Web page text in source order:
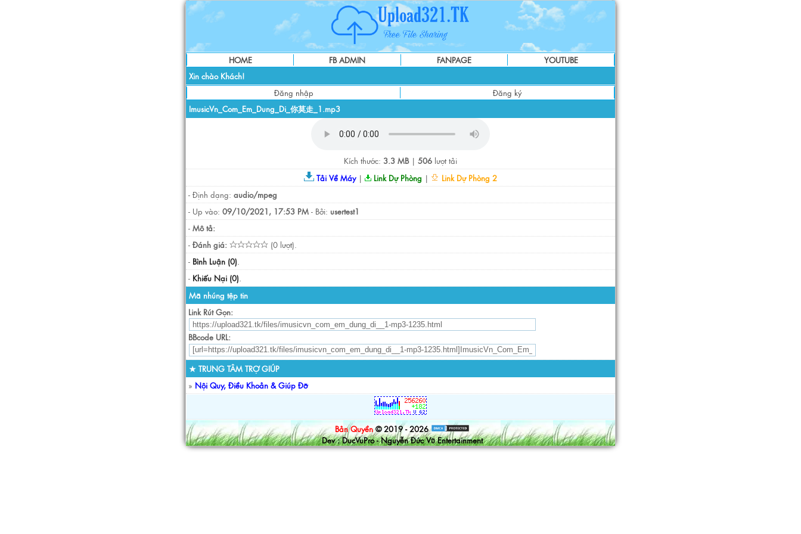
HOME FB ADMIN FANPAGE
YOUTUBE
Xin chào Khách!
Đăng nhập
Đăng ký
ImusicVn_Com_Em_Dung_Di_你莫走_1.mp3
Kích thước: 3.3 MB| 506 lượt tải
Tải Về Máy| Link Dự Phòng |
Link Dự Phòng 2
- Định dạng: audio/mpeg
- Up vào: 09/10/2021, 17:53 PM - Bởi: usertest1
- Mô tả:
- Đánh giá:
(0 lượt).
- Bình Luận (0).
- Khiếu Nại (0).
Mã nhúng tệp tin
Link Rút Gọn:
BBcode URL:
★ TRUNG TÂM TRỢ GIÚP
» Nội Quy, Điều Khoản & Giúp Đỡ
Bản Quyền © 2019 - 2026
Dev : DucVuPro - Nguyễn Đức Vũ Entertainment